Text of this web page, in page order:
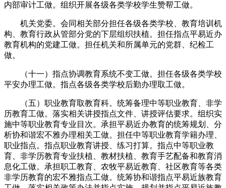
内部审计工做。组织开展各级各类学校学生赞帮工做。
机关党委。会同相关部分担任各级各类学校、教育培训机
构、教育行政从管部分党的下层组织扶植。担任指点平易近办
教育机构的党建工做。担任机关和所属单元的党群、纪检工
做。
（十一）指点协调教育系统不变工做。担任各级各类学校
平安办理工做。指点各级各类学校后勤办理取工做。
（五）职业教育取教育科。统筹备理中等职业教育、非学
历教育工做。落实相关讲授指点文件、讲授评估要求。组织实
施中等职业教育专业目次。承担平易近办教育的统筹规划、分
析协和谐宏不雅办理相关工做。担任中等职业教育学籍办理、
职业指点。指点职业教育讲授、练习打算。指点中等职业教
育、非学历教育专业扶植、教材扶植、教育手艺配备和教育消
息化工做。承担职工教育、农牧平易近教育、社区教育等各类
非学历教育的宏不雅指点工做。统筹协和谐指点平易近族教育